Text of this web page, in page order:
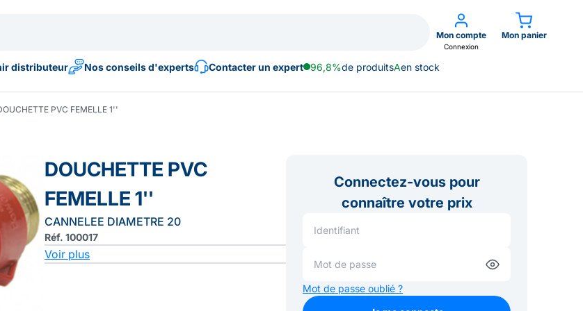
Mon compte
Connexion
Mon panier
distributeur Nos conseils d'experts Contacter un expert 96,8%de produitsAen stock
PVC FEMELLE 1''
DOUCHETTE PVC
FEMELLE 1''
CANNELEE DIAMETRE 20
Réf. 100017
Voir plus
Connectez-vous pour
connaître votre prix
Mot de passe oublié ?